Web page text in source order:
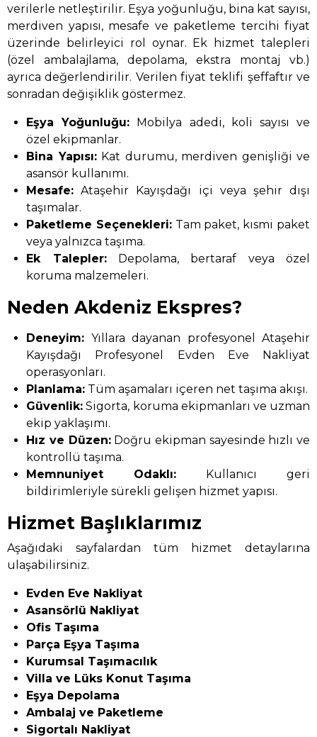
verilerle netleştirilir. Eşya yoğunluğu, bina kat sayısı,
merdiven yapısı, mesafe ve paketleme tercihi fiyat
üzerinde belirleyici rol oynar. Ek hizmet talepleri
(özel ambalajlama, depolama, ekstra montaj vb.)
ayrıca değerlendirilir. Verilen fiyat teklifi şeffaftır ve
sonradan değişiklik göstermez.
Eşya Yoğunluğu: Mobilya adedi, koli sayısı ve
özel ekipmanlar.
Bina Yapısı:Kat durumu, merdiven genişliği ve
asansör kullanımı.
Mesafe: Ataşehir Kayışdağı içi veya şehir dışı
taşımalar.
Paketleme Seçenekleri:Tam paket, kısmi paket
veya yalnızca taşıma.
Ek Talepler:Depolama, bertaraf veya özel
koruma malzemeleri.
Neden Akdeniz Ekspres?
Deneyim: Yıllara dayanan profesyonel Ataşehir
Kayışdağı Profesyonel Evden Eve Nakliyat
operasyonları.
Planlama: Tüm aşamaları içeren net taşıma akışı.
Güvenlik: Sigorta, koruma ekipmanları ve uzman
ekip yaklaşımı.
Hız ve Düzen:Doğru ekipman sayesinde hızlı ve
kontrollü taşıma.
Memnuniyet Odaklı: Kullanıcı geri
bildirimleriyle sürekli gelişen hizmet yapısı.
Hizmet Başlıklarımız
Aşağıdaki sayfalardan tüm hizmet detaylarına
ulaşabilirsiniz.
Evden Eve Nakliyat
Asansörlü Nakliyat
Ofis Taşıma
Parça Eşya Taşıma
Kurumsal Taşımacılık
Villa ve Lüks Konut Taşıma
Eşya Depolama
Ambalaj ve Paketleme
Sigortalı Nakliyat